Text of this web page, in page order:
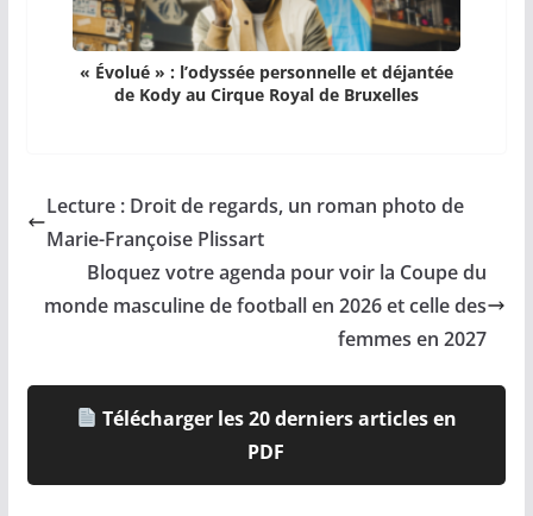
« Évolué » : l’odyssée personnelle et déjantée
de Kody au Cirque Royal de Bruxelles
Lecture : Droit de regards, un roman photo de
Marie-Françoise Plissart
Bloquez votre agenda pour voir la Coupe du
monde masculine de football en 2026 et celle des
femmes en 2027
Télécharger les 20 derniers articles en
PDF